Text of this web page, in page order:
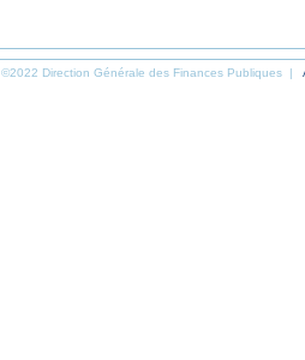
©2022 Direction Générale des Finances Publiques |